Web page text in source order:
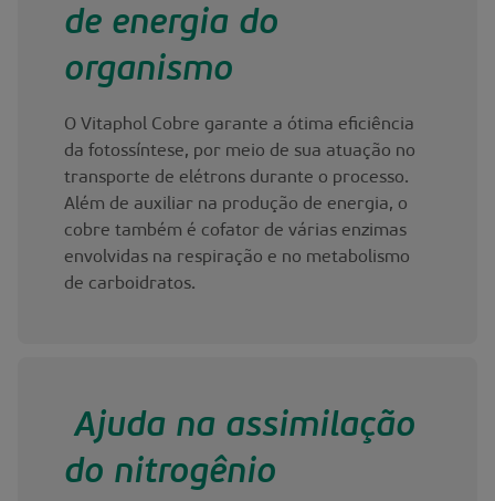
de energia do
organismo
O Vitaphol Cobre garante a ótima eficiência
da fotossíntese, por meio de sua atuação no
transporte de elétrons durante o processo.
Além de auxiliar na produção de energia, o
cobre também é cofator de várias enzimas
envolvidas na respiração e no metabolismo
de carboidratos.
Ajuda na assimilação
do nitrogênio